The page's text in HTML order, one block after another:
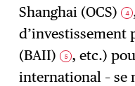
Shanghai (OCS) 4
d’investissement
(BAII) 5 , etc.)
international –